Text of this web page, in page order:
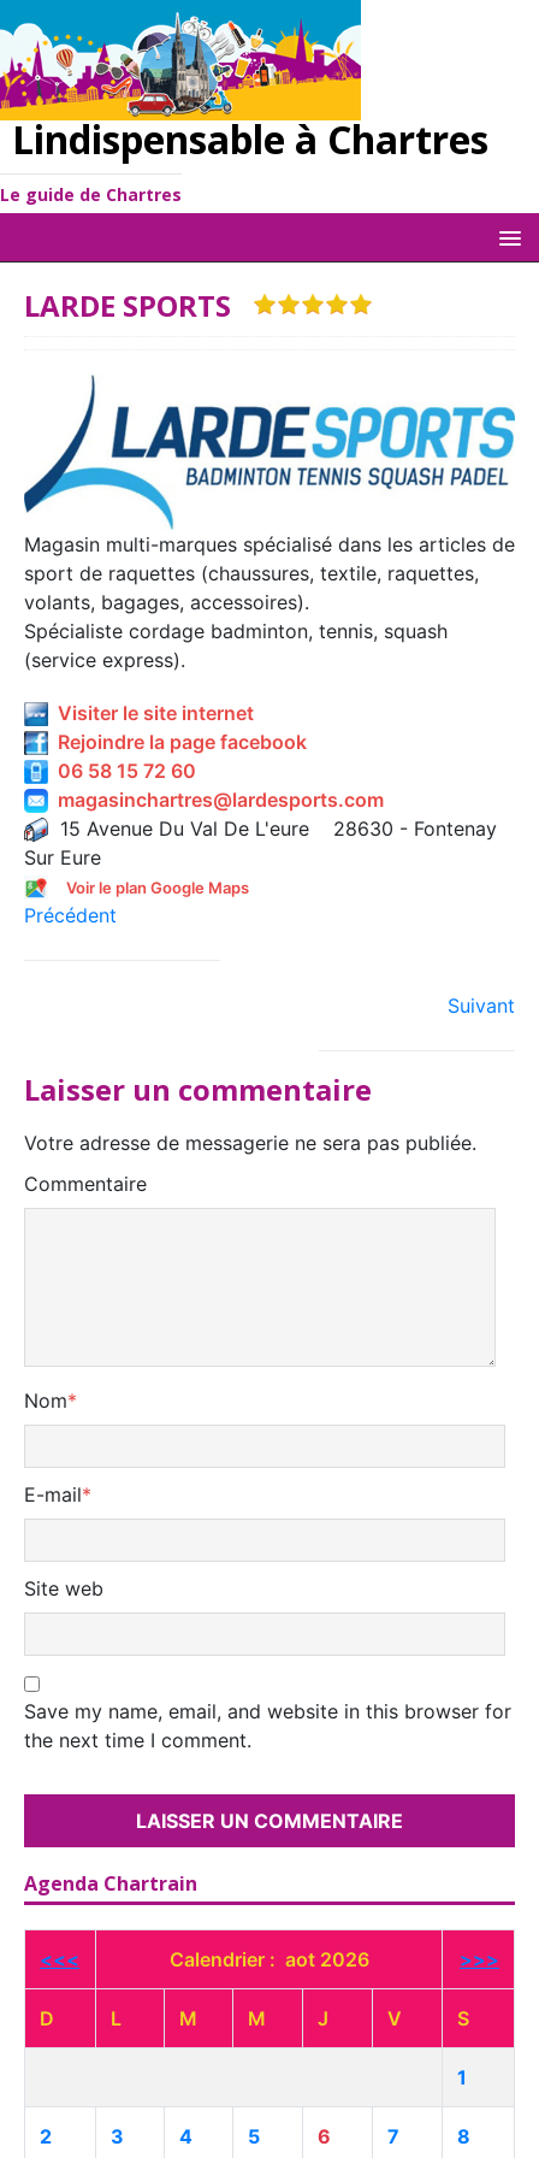
Lindispensable à Chartres
Le guide de Chartres
LARDE SPORTS
Magasin multi-marques spécialisé dans les articles de
sport de raquettes (chaussures, textile, raquettes,
volants, bagages, accessoires).
Spécialiste cordage badminton, tennis, squash
(service express).
Visiter le site internet
Rejoindre la page facebook
06 58 15 72 60
magasinchartres@lardesports.com
15 Avenue Du Val De L'eure 28630 - Fontenay
Sur Eure
Voir le plan Google Maps
Précédent
Suivant
Laisser un commentaire
Votre adresse de messagerie ne sera pas publiée.
Commentaire
Nom*
E-mail*
Site web
Save my name, email, and website in this browser for
the next time I comment.
Agenda Chartrain
<<< Calendrier : aot 2026 >>>
D L M M J V S
1
2 3 4 5 6 7 8